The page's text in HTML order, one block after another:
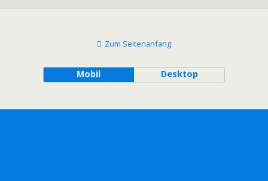
Zum Seitenanfang
Mobil Desktop